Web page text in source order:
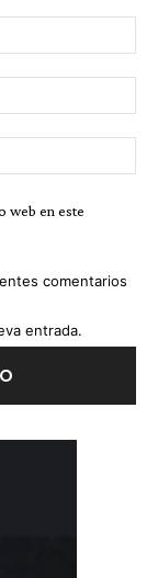
web en este
comentarios
entrada.